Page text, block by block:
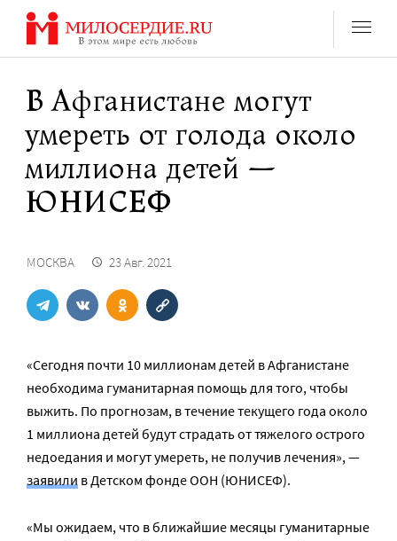
Перейти
содержанию
В Афганистане могут
умереть от голода около
миллиона детей —
ЮНИСЕФ
МОСКВА 23 Авг. 2021
«Сегодня почти 10 миллионам детей в Афганистане
необходима гуманитарная помощь для того, чтобы
выжить. По прогнозам, в течение текущего года около
1 миллиона детей будут страдать от тяжелого острого
недоедания и могут умереть, не получив лечения», —
заявили в Детском фонде ООН (ЮНИСЕФ).
«Мы ожидаем, что в ближайшие месяцы гуманитарные